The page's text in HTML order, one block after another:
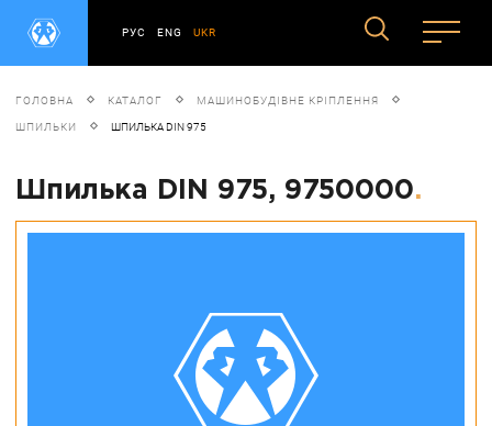
РУС ENG UKR
ГОЛОВНА КАТАЛОГ МАШИНОБУДІВНЕ КРІПЛЕННЯ
ШПИЛЬКИ ШПИЛЬКА DIN 975
Шпилька DIN 975, 9750000.